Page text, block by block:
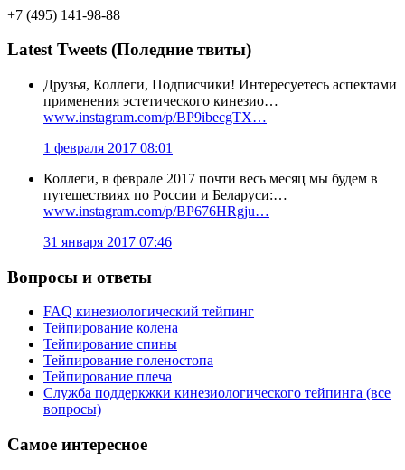
+7 (495) 141-98-88
Latest Tweets (Поледние твиты)
Друзья, Коллеги, Подписчики! Интересуетесь аспектами
применения эстетического кинезио…
www.instagram.com/p/BP9ibecgTX…
1 февраля 2017 08:01
Коллеги, в феврале 2017 почти весь месяц мы будем в
путешествиях по России и Беларуси:…
www.instagram.com/p/BP676HRgju…
31 января 2017 07:46
Вопросы и ответы
FAQ кинезиологический тейпинг
Тейпирование колена
Тейпирование спины
Тейпирование голеностопа
Тейпирование плеча
Служба поддеркжки кинезиологического тейпинга (все
вопросы)
Самое интересное